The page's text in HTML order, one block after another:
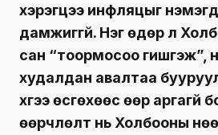
хэрэгцээ инфляцыг
дамжиггүй. Нэг өдөр л
сан “тоормосоо гишгэж”,
худалдан авалтаа
хүүгээ өсгөхөөс өөр
өөрчлөлт нь Холбооны